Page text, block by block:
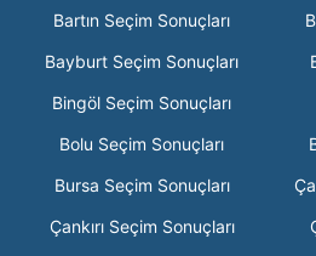
Bartın Seçim Sonuçları
Bayburt Seçim Sonuçları
Bingöl Seçim Sonuçları
Bolu Seçim Sonuçları
Bursa Seçim Sonuçları
Çankırı Seçim Sonuçları